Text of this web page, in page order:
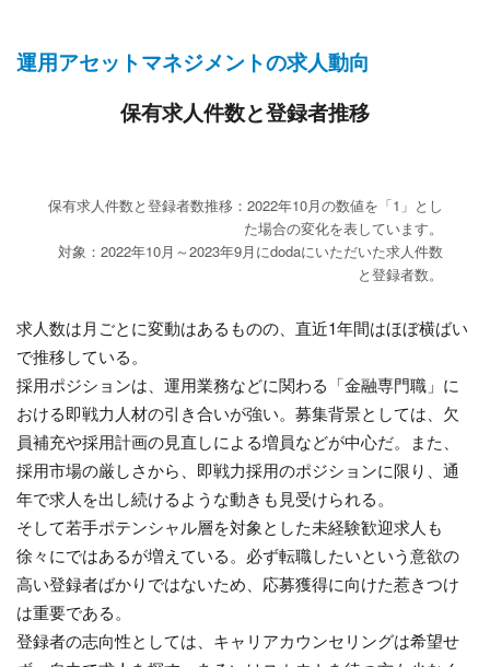
運用アセットマネジメントの求人動向
保有求人件数と登録者推移
保有求人件数と登録者数推移：2022年10月の数値を「1」とし
た場合の変化を表しています。
対象：2022年10月～2023年9月にdodaにいただいた求人件数
と登録者数。
求人数は月ごとに変動はあるものの、直近1年間はほぼ横ばい
で推移している。
採用ポジションは、運用業務などに関わる「金融専門職」に
おける即戦力人材の引き合いが強い。募集背景としては、欠
員補充や採用計画の見直しによる増員などが中心だ。また、
採用市場の厳しさから、即戦力採用のポジションに限り、通
年で求人を出し続けるような動きも見受けられる。
そして若手ポテンシャル層を対象とした未経験歓迎求人も
徐々にではあるが増えている。必ず転職したいという意欲の
高い登録者ばかりではないため、応募獲得に向けた惹きつけ
は重要である。
登録者の志向性としては、キャリアカウンセリングは希望せ